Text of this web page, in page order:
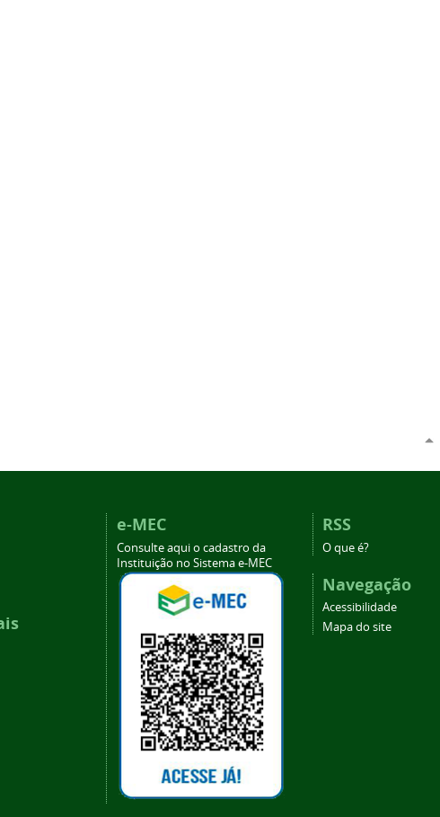
e-MEC
Consulte aqui o cadastro da
Instituição no Sistema e-MEC
RSS
O que é?
Navegação
Acessibilidade
Mapa do site